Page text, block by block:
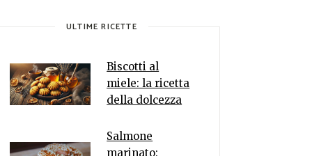
ULTIME RICETTE
Biscotti al
miele: la ricetta
della dolcezza
Salmone
marinato: